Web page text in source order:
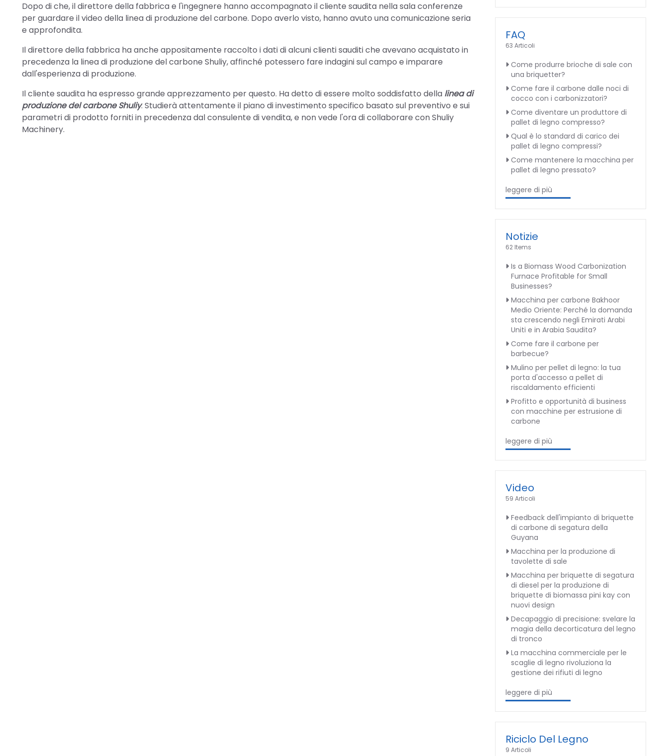
Dopo di che, il direttore della fabbrica e l'ingegnere hanno accompagnato il cliente saudita nella sala conferenze
per guardare il video della linea di produzione del carbone. Dopo averlo visto, hanno avuto una comunicazione seria
e approfondita.
Il direttore della fabbrica ha anche appositamente raccolto i dati di alcuni clienti sauditi che avevano acquistato in
precedenza la linea di produzione del carbone Shuliy, affinché potessero fare indagini sul campo e imparare
dall'esperienza di produzione.
Il cliente saudita ha espresso grande apprezzamento per questo. Ha detto di essere molto soddisfatto della linea di
produzione del carbone Shuliy. Studierà attentamente il piano di investimento specifico basato sul preventivo e sui
parametri di prodotto forniti in precedenza dal consulente di vendita, e non vede l'ora di collaborare con Shuliy
Machinery.
FAQ
63 Articoli
Come produrre brioche di sale con
una briquetter?
Come fare il carbone dalle noci di
cocco con i carbonizzatori?
Come diventare un produttore di
pallet di legno compresso?
Qual è lo standard di carico dei
pallet di legno compressi?
Come mantenere la macchina per
pallet di legno pressato?
leggere di più
Notizie
62 Items
Is a Biomass Wood Carbonization
Furnace Profitable for Small
Businesses?
Macchina per carbone Bakhoor
Medio Oriente: Perché la domanda
sta crescendo negli Emirati Arabi
Uniti e in Arabia Saudita?
Come fare il carbone per
barbecue?
Mulino per pellet di legno: la tua
porta d'accesso a pellet di
riscaldamento efficienti
Profitto e opportunità di business
con macchine per estrusione di
carbone
leggere di più
Video
59 Articoli
Feedback dell'impianto di briquette
di carbone di segatura della
Guyana
Macchina per la produzione di
tavolette di sale
Macchina per briquette di segatura
di diesel per la produzione di
briquette di biomassa pini kay con
nuovi design
Decapaggio di precisione: svelare la
magia della decorticatura del legno
di tronco
La macchina commerciale per le
scaglie di legno rivoluziona la
gestione dei rifiuti di legno
leggere di più
Riciclo Del Legno
9 Articoli